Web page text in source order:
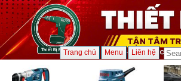
Trang chủ Menu Liên hệ